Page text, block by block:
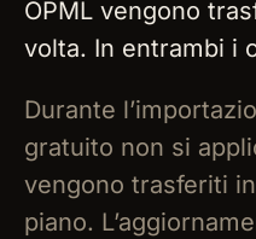
OPML vengono
volta. In entrambi i
Durante
gratuito non si
vengono trasferiti
piano.